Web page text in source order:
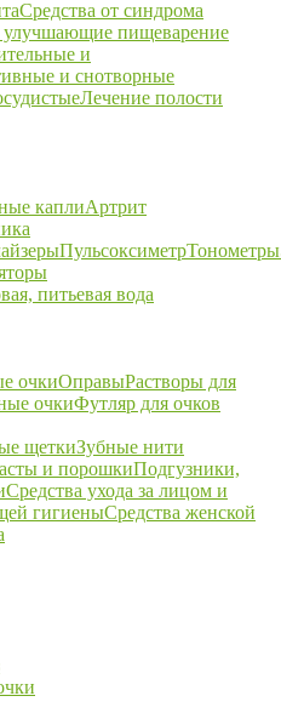
Средства от синдрома
улучшающие пищеварение
и
и снотворные
Лечение полости
каплиАртрит
ПульсоксиметрТонометры
питьевая вода
очкиОправыРастворы для
очкиФутляр для очков
щеткиЗубные нити
и порошкиПодгузники,
Средства ухода за лицом и
гигиеныСредства женской